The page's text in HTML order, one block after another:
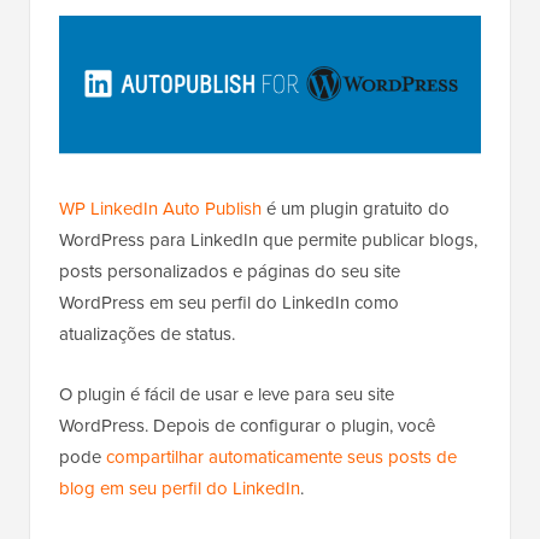
WP LinkedIn Auto Publishé um plugin gratuito do
WordPress para LinkedIn que permite publicar blogs,
posts personalizados e páginas do seu site
WordPress em seu perfil do LinkedIn como
atualizações de status.
O plugin é fácil de usar e leve para seu site
WordPress. Depois de configurar o plugin, você
podecompartilhar automaticamente seus posts de
blog em seu perfil do LinkedIn.